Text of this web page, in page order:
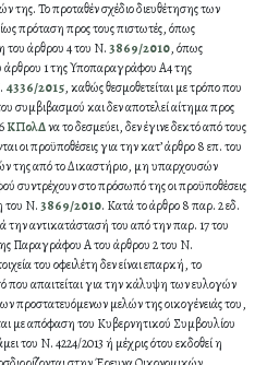
Το προταθέν σχέδιο διευθέτησης των
πρόταση προς τους πιστωτές, όπως
του άρθρου 4 του Ν.3869/2010, όπως
άρθρου 1 της Υποπαραγράφου Α4 της
4336/2015, καθώς θεσμοθετείται με τρόπο που
συμβιβασμού και δεν αποτελεί αίτημα προς
ΚΠολΔνα το δεσμεύει, δεν έγινε δεκτό από τους
οι προϋποθέσεις για την κατ’ άρθρο 8 επ. του
της από το Δικαστήριο, μη υπαρχουσών
συντρέχουν στο πρόσωπό της οι προϋποθέσεις
του Ν.3869/2010. Κατά το άρθρο 8 παρ. 2 εδ.
την αντικατάστασή του από την παρ. 17 του
Παραγράφου Α του άρθρου 2 του Ν.
του οφειλέτη δεν είναι επαρκή, το
που απαιτείται για την κάλυψη των ευλογών
προστατευόμενων μελών της οικογένειάς του,
με απόφαση του Κυβερνητικού Συμβουλίου
του Ν. 4224/2013 ή μέχρις ότου εκδοθεί η